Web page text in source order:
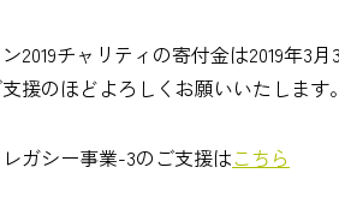
2019チャリティの寄付金は2019年3月
援のほどよろしくお願いいたします。
ガシー事業-3のご支援はこちら